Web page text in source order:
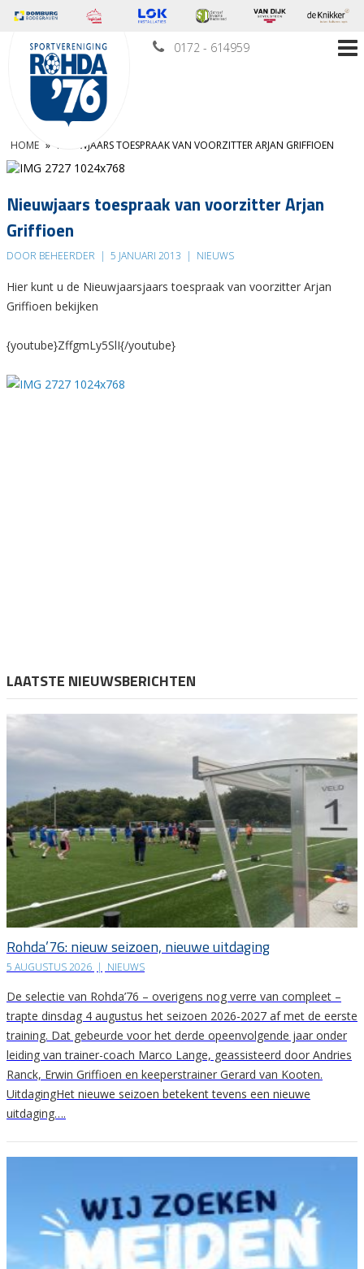
0172 - 614959
HOME » NIEUWJAARS TOESPRAAK VAN VOORZITTER ARJAN GRIFFIOEN
Nieuwjaars toespraak van voorzitter Arjan
Griffioen
DOOR BEHEERDER | 5 JANUARI 2013 | NIEUWS
Hier kunt u de Nieuwjaarsjaars toespraak van voorzitter Arjan
Griffioen bekijken
{youtube}ZffgmLy5SlI{/youtube}
LAATSTE NIEUWSBERICHTEN
Rohda’76: nieuw seizoen, nieuwe uitdaging
5 AUGUSTUS 2026 | NIEUWS
De selectie van Rohda’76 – overigens nog verre van compleet –
trapte dinsdag 4 augustus het seizoen 2026-2027 af met de eerste
training. Dat gebeurde voor het derde opeenvolgende jaar onder
leiding van trainer-coach Marco Lange, geassisteerd door Andries
Ranck, Erwin Griffioen en keeperstrainer Gerard van Kooten.
UitdagingHet nieuwe seizoen betekent tevens een nieuwe
uitdaging….